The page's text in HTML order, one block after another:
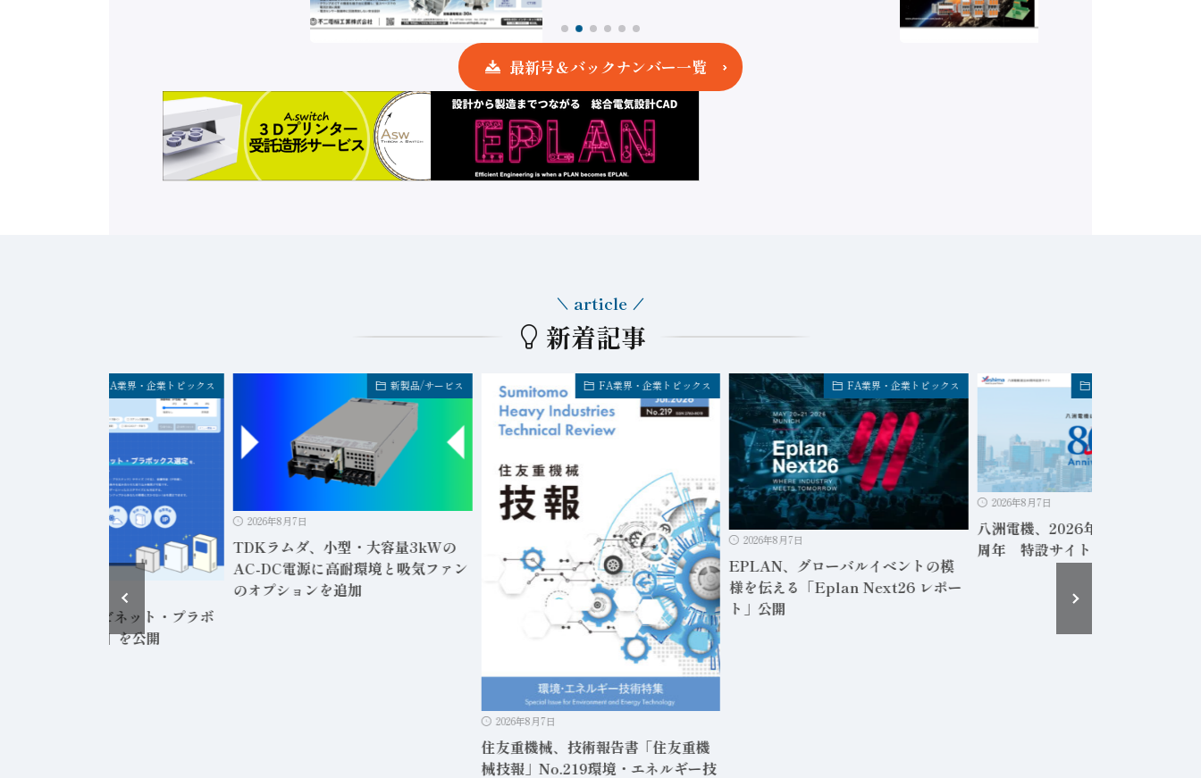
最新号＆バックナンバー一覧
新着記事
article
FA業界・企業トピックス
工業、「キャビネット・プラボ
ス ナビサイト」を公開
新製品/サービス
2026年8月7日
TDKラムダ、小型・大容量3kWの
AC-DC電源に高耐環境と吸気ファン
のオプションを追加
FA業界・企業トピックス
2026年8月7日
住友重機械、技術報告書「住友重機
械技報」No.219環境・エネルギー技
FA業界・企業トピックス
2026年8月7日
EPLAN、グローバルイベントの模
様を伝える「Eplan Next26 レポー
ト」公開
2026年8月7日
八洲電機、2026年8月8日に創立
周年 特設サイトで歴史など紹介